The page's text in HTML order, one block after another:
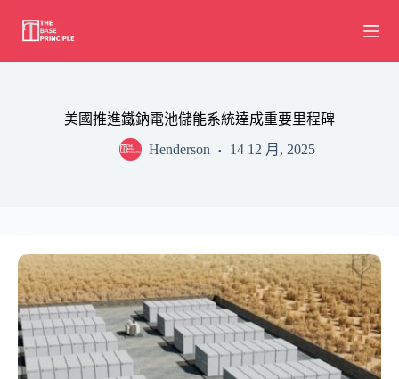
content
美國推進鐵鈉電池儲能系統達成重要里程碑
Henderson
14 12 月, 2025